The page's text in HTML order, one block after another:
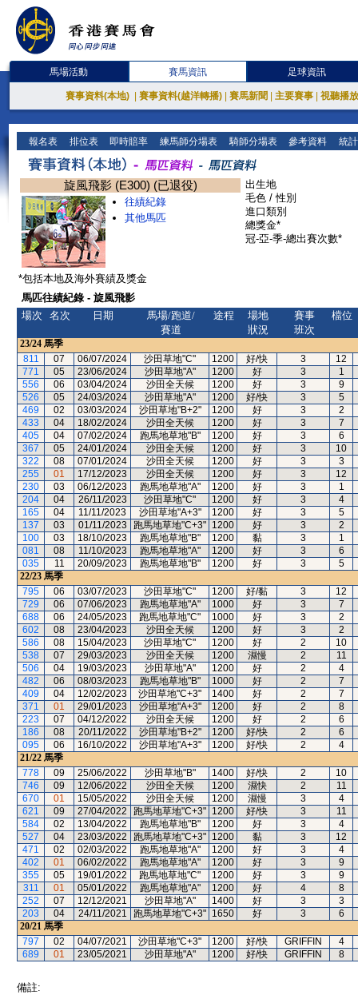
馬場活動 賽馬資訊 足球資訊
賽事資料(本地) 賽事資料(越洋轉播) 賽馬新聞 主要賽事 視聽播
報名表 排位表 即時賠率 練馬師分場表 騎師分場表 參考資料 統
旋風飛影 (E300) (已退役)
往績紀錄
其他馬匹
出生地
毛色 / 性別
進口類別
總獎金*
冠-亞-季-總出賽次數*
*包括本地及海外賽績及獎金
馬匹往績紀錄 - 旋風飛影
場次
名次 日期
馬場/跑道/
賽道
途程
場地
狀況
賽事
班次
檔位
23/24 馬季
811
07 06/07/2024 沙田草地"C" 1200 好/快 3
12
771
05 23/06/2024 沙田草地"A" 1200 好 3
1
556
06 03/04/2024 沙田全天候 1200 好 3
9
526
05 24/03/2024 沙田草地"A" 1200 好/快 3
5
469
02 03/03/2024 沙田草地"B+2" 1200 好 3
2
433
04 18/02/2024 沙田全天候 1200 好 3
7
405
04 07/02/2024 跑馬地草地"B" 1200 好 3
6
367
05 24/01/2024 沙田全天候 1200 好 3
10
322
08 07/01/2024 沙田全天候 1200 好 3
3
255
01 17/12/2023 沙田全天候 1200 好 3
12
230
03 06/12/2023 跑馬地草地"A" 1200 好 3
1
204
04 26/11/2023 沙田草地"C" 1200 好 3
4
165
04 11/11/2023 沙田草地"A+3" 1200 好 3
5
137
03 01/11/2023 跑馬地草地"C+3" 1200 好 3
2
100
03 18/10/2023 跑馬地草地"B" 1200 黏 3
1
081
08 11/10/2023 跑馬地草地"A" 1200 好 3
6
035
11 20/09/2023 跑馬地草地"B" 1200 好 3
5
22/23 馬季
795
06 03/07/2023 沙田草地"C" 1200 好/黏 3
12
729
06 07/06/2023 跑馬地草地"A" 1000 好 3
7
688
06 24/05/2023 跑馬地草地"C" 1000 好 3
2
602
08 23/04/2023 沙田全天候 1200 好 3
2
586
08 15/04/2023 沙田草地"C" 1200 好 2
10
538
07 29/03/2023 沙田全天候 1200 濕慢 2
11
506
04 19/03/2023 沙田草地"A" 1200 好 2
4
482
06 08/03/2023 跑馬地草地"B" 1000 好 2
7
409
04 12/02/2023 沙田草地"C+3" 1400 好 2
7
371
01 29/01/2023 沙田草地"A+3" 1200 好 2
8
223
07 04/12/2022 沙田全天候 1200 好 2
6
186
08 20/11/2022 沙田草地"B+2" 1200 好/快 2
6
095
06 16/10/2022 沙田草地"A+3" 1200 好/快 2
4
21/22 馬季
778
09 25/06/2022 沙田草地"B" 1400 好/快 2
10
746
09 12/06/2022 沙田全天候 1200 濕快 2
11
670
01 15/05/2022 沙田全天候 1200 濕慢 3
4
621
09 27/04/2022 跑馬地草地"C+3" 1200 好/快 3
11
584
02 13/04/2022 跑馬地草地"B" 1200 好 3
4
527
04 23/03/2022 跑馬地草地"C+3" 1200 黏 3
12
471
02 02/03/2022 跑馬地草地"A" 1200 好 3
4
402
01 06/02/2022 跑馬地草地"A" 1200 好 3
9
355
05 19/01/2022 跑馬地草地"C" 1200 好 3
9
311
01 05/01/2022 跑馬地草地"A" 1200 好 4
8
252
07 12/12/2021 沙田草地"A" 1400 好 3
3
203
04 24/11/2021 跑馬地草地"C+3" 1650 好 3
6
20/21 馬季
797
02 04/07/2021 沙田草地"C+3" 1200 好/快 GRIFFIN
4
689
01 23/05/2021 沙田草地"A" 1200 好/快 GRIFFIN 8
備註: